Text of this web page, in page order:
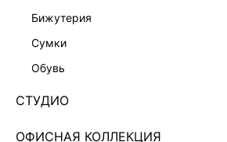
бижутерия
сумки
обувь
СТУДИО
ОФИСНАЯ КОЛЛЕКЦИЯ
ЭКСКЛЮЗИВНО ОНЛАЙН
ДЖИНСОВОЕ ПЛАТЬЕ МИНИ
Нет в наличии
ЦВЕТ:СЕРЫЙ